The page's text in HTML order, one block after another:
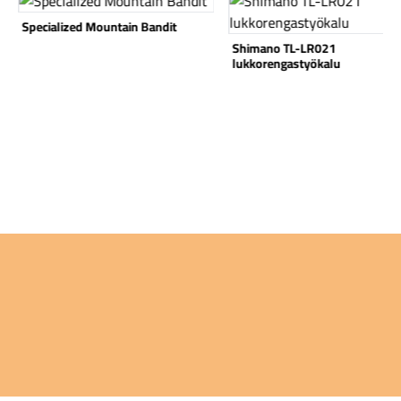
Specialized Mountain Bandit
Shimano TL-LR021
lukkorengastyökalu